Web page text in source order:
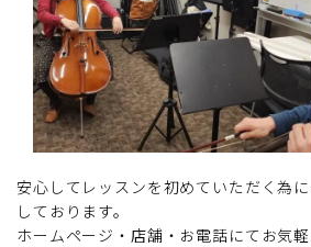
安心してレッスンを初めていただく為
しております。
ホームページ・店舗・お電話にてお気軽